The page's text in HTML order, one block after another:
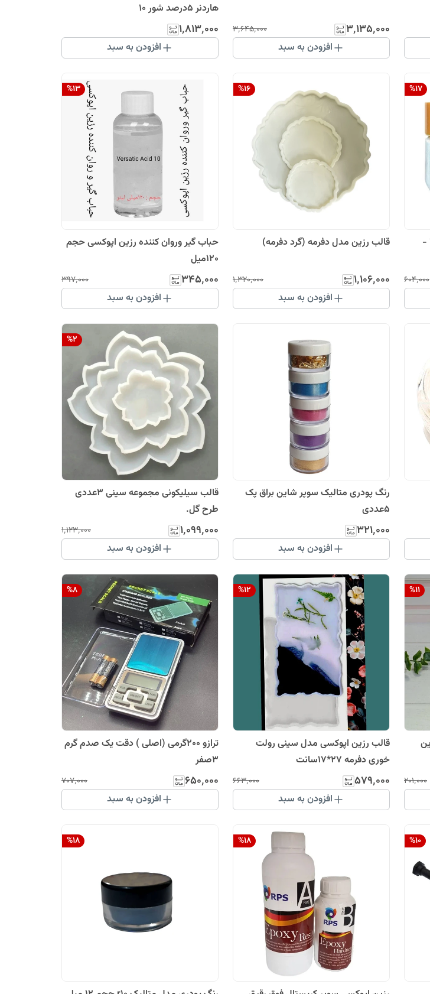
۳٬۱۳۵٬۰۰۰ ۳٬۶۴۵٬۰۰۰
افزودن به سبد
هاردنر ۵درصد شور ۱۰
۱٬۸۱۳٬۰۰۰
افزودن به سبد
%17
پودر اکلیل نقره ای اکارت کد 20233 -
۶۰۴٬۰۰۰
%16
قالب رزین مدل دفرمه (گرد دفرمه)
۱٬۱۰۶٬۰۰۰ ۱٬۳۲۰٬۰۰۰
افزودن به سبد
%13
حباب گیر وروان کننده رزین اپوکسی حجم
120میل
۳۴۵٬۰۰۰ ۳۹۷٬۰۰۰
افزودن به سبد
رنگ پودری متالیک سوپر شاین براق پک
5عددی
۳۲۱٬۰۰۰
افزودن به سبد
%2
قالب سیلیکونی مجموعه سینی 3عددی
طرح گل.
۱٬۰۹۹٬۰۰۰ ۱٬۱۲۳٬۰۰۰
افزودن به سبد
%11
۲۰۱٬۰۰۰
%12
قالب رزین اپوکسی مدل سینی رولت
خوری دفرمه 27*17سانت
۵۷۹٬۰۰۰ ۶۶۳٬۰۰۰
افزودن به سبد
%8
ترازو ۲۰۰گرمی (اصلی ) دقت یک صدم گرم
۳صفر
۶۵۰٬۰۰۰ ۷۰۷٬۰۰۰
افزودن به سبد
%10
%18
%18